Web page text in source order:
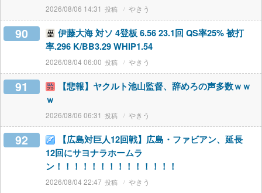
2026/08/06 14:31 やきう
90
伊藤大海 対ソ 4登板 6.56 23.1回 QS率25% 被打
率.296 K/BB3.29 WHIP1.54
2026/08/04 06:00 やきう
91
【悲報】ヤクルト池山監督、辞めろの声多数ｗｗ
ｗ
2026/08/06 06:31 やきう
92
【広島対巨人12回戦】広島・ファビアン、延長
12回にサヨナラホームラ
ン！！！！！！！！！！！！！！
2026/08/04 22:47 やきう